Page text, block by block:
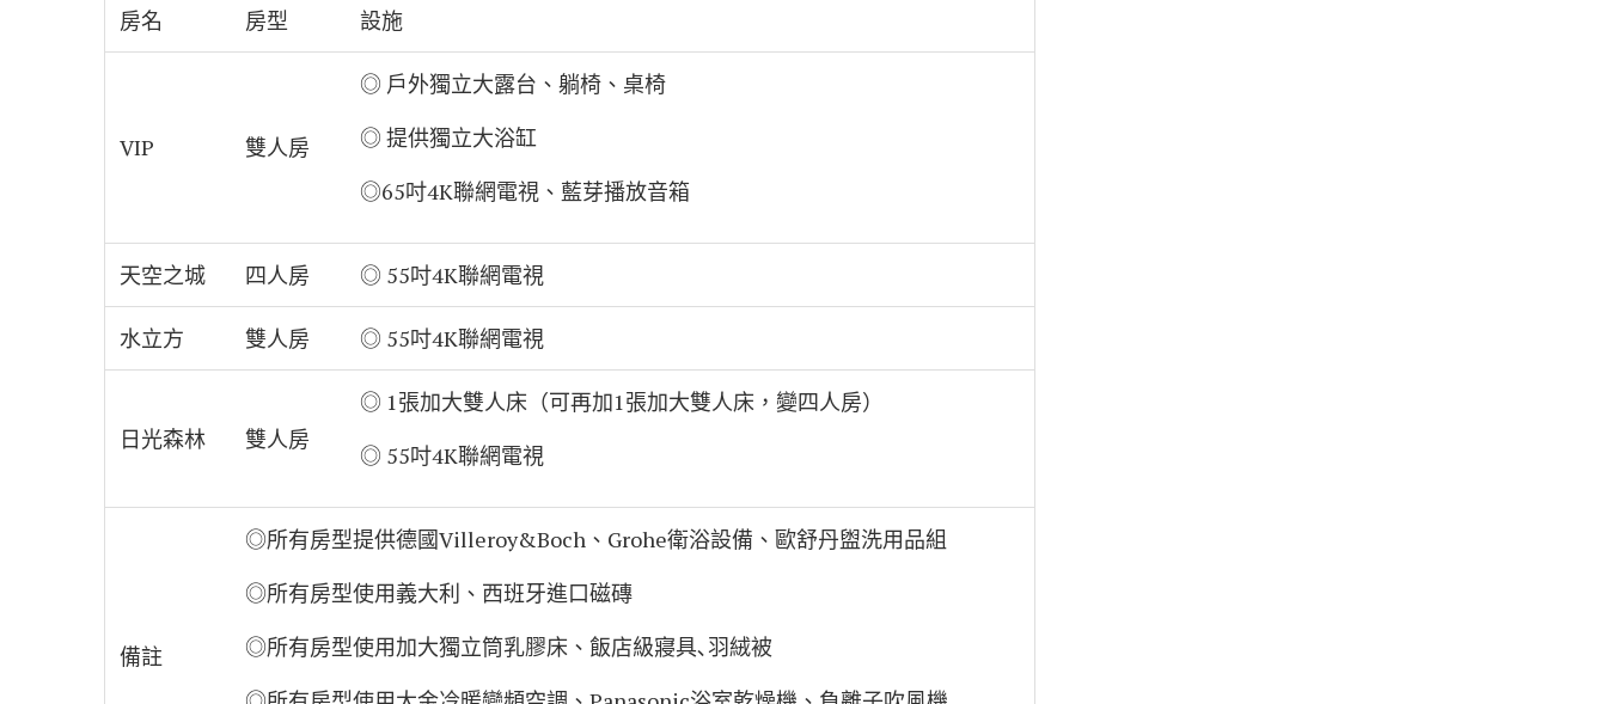
房名 房型 設施
VIP 雙人房
◎ 戶外獨立大露台、躺椅、桌椅
◎ 提供獨立大浴缸
◎65吋4K聯網電視、藍芽播放音箱
天空之城 四人房 ◎ 55吋4K聯網電視
水立方 雙人房 ◎ 55吋4K聯網電視
日光森林 雙人房
◎ 1張加大雙人床（可再加1張加大雙人床，變四人房）
◎ 55吋4K聯網電視
備註
◎所有房型提供德國Villeroy&Boch、Grohe衛浴設備、歐舒丹盥洗用品組
◎所有房型使用義大利、西班牙進口磁磚
◎所有房型使用加大獨立筒乳膠床、飯店級寢具､羽絨被